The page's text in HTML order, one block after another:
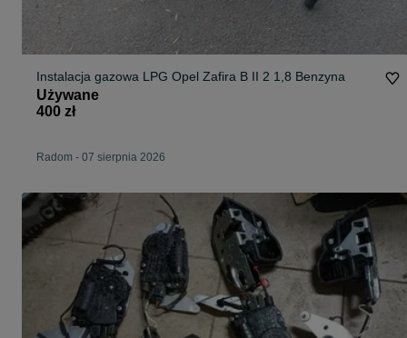
Instalacja gazowa LPG Opel Zafira B II 2 1,8 Benzyna
Używane
400 zł
Radom - 07 sierpnia 2026